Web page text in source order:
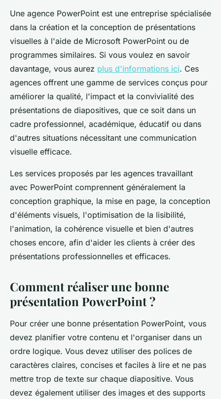
Une agence PowerPoint est une entreprise spécialisée
dans la création et la conception de présentations
visuelles à l'aide de Microsoft PowerPoint ou de
programmes similaires. Si vous voulez en savoir
davantage, vous aurez plus d'informations ici. Ces
agences offrent une gamme de services conçus pour
améliorer la qualité, l'impact et la convivialité des
présentations de diapositives, que ce soit dans un
cadre professionnel, académique, éducatif ou dans
d'autres situations nécessitant une communication
visuelle efficace.
Les services proposés par les agences travaillant
avec PowerPoint comprennent généralement la
conception graphique, la mise en page, la conception
d'éléments visuels, l'optimisation de la lisibilité,
l'animation, la cohérence visuelle et bien d'autres
choses encore, afin d'aider les clients à créer des
présentations professionnelles et efficaces.
Comment réaliser une bonne
présentation PowerPoint ?
Pour créer une bonne présentation PowerPoint, vous
devez planifier votre contenu et l'organiser dans un
ordre logique. Vous devez utiliser des polices de
caractères claires, concises et faciles à lire et ne pas
mettre trop de texte sur chaque diapositive. Vous
devez également utiliser des images et des supports